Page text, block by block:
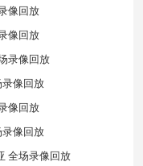
像回放
像回放
录像回放
像回放
像回放
像回放
全场录像回放